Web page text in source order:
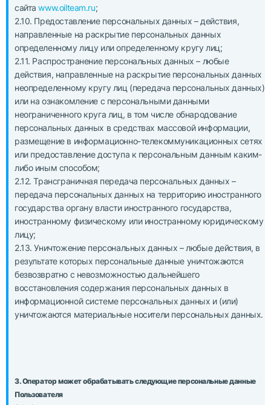
сайтаwww.oilteam.ru;
2.10. Предоставление персональных данных – действия,
направленные на раскрытие персональных данных
определенному лицу или определенному кругу лиц;
2.11. Распространение персональных данных – любые
действия, направленные на раскрытие персональных данных
неопределенному кругу лиц (передача персональных данных)
или на ознакомление с персональными данными
неограниченного круга лиц, в том числе обнародование
персональных данных в средствах массовой информации,
размещение в информационно-телекоммуникационных сетях
или предоставление доступа к персональным данным каким-
либо иным способом;
2.12. Трансграничная передача персональных данных –
передача персональных данных на территорию иностранного
государства органу власти иностранного государства,
иностранному физическому или иностранному юридическому
лицу;
2.13. Уничтожение персональных данных – любые действия, в
результате которых персональные данные уничтожаются
безвозвратно с невозможностью дальнейшего
восстановления содержания персональных данных в
информационной системе персональных данных и (или)
уничтожаются материальные носители персональных данных.
3. Оператор может обрабатывать следующие персональные данные
Пользователя